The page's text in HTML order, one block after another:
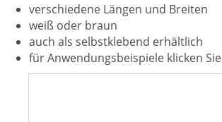
verschiedene Längen und Breiten
weiß oder braun
auch als selbstklebend erhältlich
für Anwendungsbeispiele klicken Sie